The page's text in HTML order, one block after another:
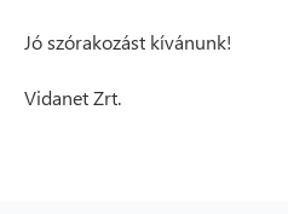
Jó szórakozást kívánunk!
Vidanet Zrt.